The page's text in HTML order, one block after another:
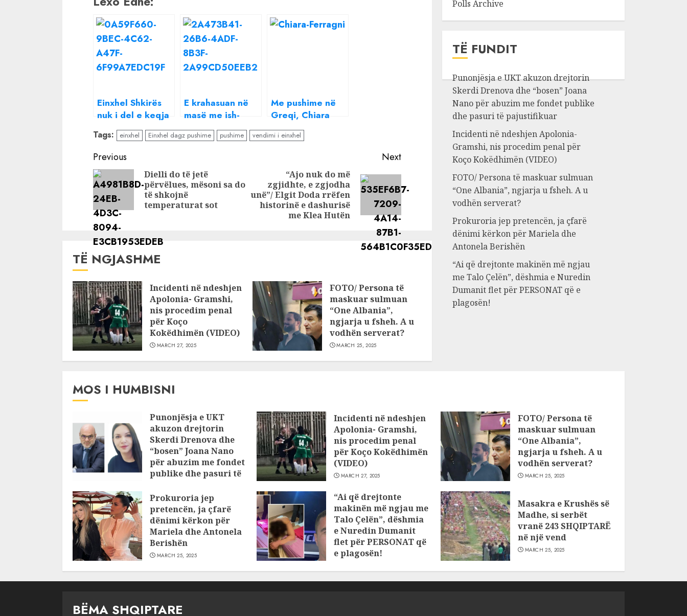
Einxhel Shkirës
nuk i del e keqja
me Donaldin/
Moderatorja
ironizon
emisionin e tij: Ka
pasur jetë dhe
para tetorit…
E krahasuan në
masë me ish-
banoren e BB
VIP, Bora Zemani
Me pushime në
Greqi, Chiara
Ferragni-t i ndodh
e papritura në
Tags: einxhel Einxhel dagz pushime pushime vendimi i einxhel
Continue
Reading
Previous
Previous
post:
Dielli do të jetë
përvëlues, mësoni sa do
të shkojnë
temperaturat sot
Next
Next
post:
“Ajo nuk do më
zgjidhte, e zgjodha
unë”/ Elgit Doda rrëfen
historinë e dashurisë
me Klea Hutën
TË NGJASHME
Incidenti në ndeshjen
Apolonia- Gramshi,
nis procedim penal
për Koço
Kokëdhimën (VIDEO)
MARCH 27, 2025
FOTO/ Persona të
maskuar sulmuan
“One Albania”,
ngjarja u fsheh. A u
vodhën serverat?
MARCH 25, 2025
Polls Archive
TË FUNDIT
Punonjësja e UKT akuzon drejtorin
Skerdi Drenova dhe “bosen” Joana
Nano për abuzim me fondet publike
dhe pasuri të pajustifikuar
Incidenti në ndeshjen Apolonia-
Gramshi, nis procedim penal për
Koço Kokëdhimën (VIDEO)
FOTO/ Persona të maskuar sulmuan
“One Albania”, ngjarja u fsheh. A u
vodhën serverat?
Prokuroria jep pretencën, ja çfarë
dënimi kërkon për Mariela dhe
Antonela Berishën
“Ai që drejtonte makinën më ngjau
me Talo Çelën”, dëshmia e Nuredin
Dumanit flet për PERSONAT që e
plagosën!
MOS I HUMBISNI
Punonjësja e UKT
akuzon drejtorin
Skerdi Drenova dhe
“bosen” Joana Nano
për abuzim me fondet
publike dhe pasuri të
JULY 24, 2025
Incidenti në ndeshjen
Apolonia- Gramshi,
nis procedim penal
për Koço Kokëdhimën
(VIDEO)
MARCH 27, 2025
FOTO/ Persona të
maskuar sulmuan
“One Albania”,
ngjarja u fsheh. A u
vodhën serverat?
MARCH 25, 2025
Prokuroria jep
pretencën, ja çfarë
dënimi kërkon për
Mariela dhe Antonela
Berishën
MARCH 25, 2025
“Ai që drejtonte
makinën më ngjau me
Talo Çelën”, dëshmia
e Nuredin Dumanit
flet për PERSONAT që
e plagosën!
Masakra e Krushës së
Madhe, si serbët
vranë 243 SHQIPTARË
në një vend
MARCH 25, 2025
BËMA SHQIPTARE